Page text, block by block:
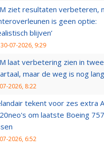
ziet resultaten verbeteren,
is geen optie:
blijven’
30-07-2026, 9:29
laat verbetering zien in
maar de weg is nog lang
2026, 8:22
tekent voor zes extra
om laatste Boeing
2026, 6:52